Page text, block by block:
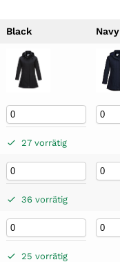
Black Navy
27 vorrätig
36 vorrätig
25 vorrätig